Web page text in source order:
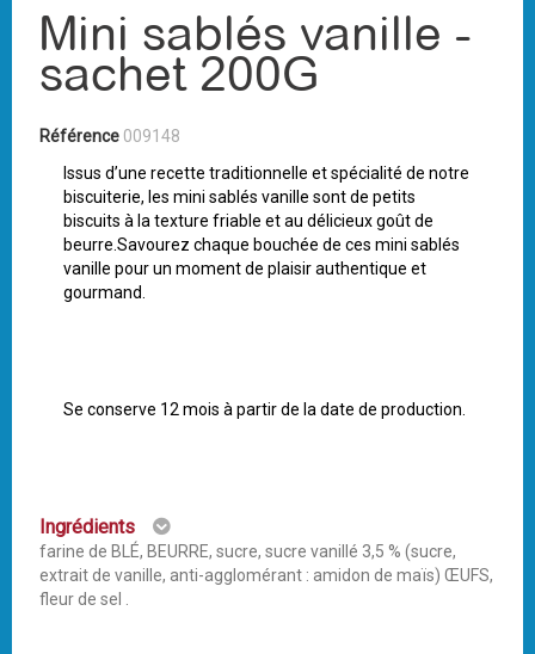
Mini sablés vanille -
sachet 200G
Référence 009148
Issus d’une recette traditionnelle et spécialité de notre
biscuiterie, les mini sablés vanille sont de petits
biscuits à la texture friable et au délicieux goût de
beurre.Savourez chaque bouchée de ces mini sablés
vanille pour un moment de plaisir authentique et
gourmand.
Se conserve 12 mois à partir de la date de production.
Ingrédients
farine de BLÉ, BEURRE, sucre, sucre vanillé 3,5 % (sucre,
extrait de vanille, anti-agglomérant : amidon de maïs) ŒUFS,
fleur de sel .